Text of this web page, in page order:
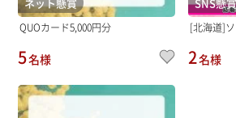
QUOカード5,000円分
5名様
[北海道]
2名様